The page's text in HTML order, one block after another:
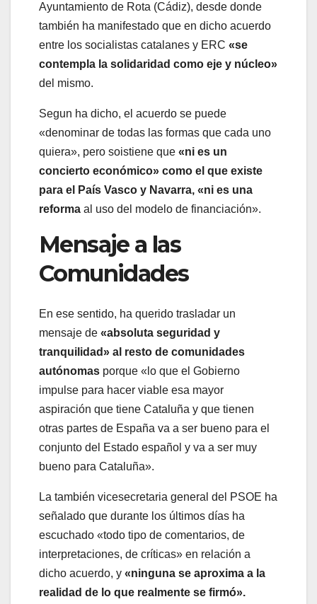
Ayuntamiento de Rota (Cádiz), desde donde
también ha manifestado que en dicho acuerdo
entre los socialistas catalanes y ERC «se
contempla la solidaridad como eje y núcleo»
del mismo.
Segun ha dicho, el acuerdo se puede
«denominar de todas las formas que cada uno
quiera», pero soistiene que «ni es un
concierto económico» como el que existe
para el País Vasco y Navarra, «ni es una
reforma al uso del modelo de financiación».
Mensaje a las
Comunidades
En ese sentido, ha querido trasladar un
mensaje de «absoluta seguridad y
tranquilidad» al resto de comunidades
autónomas porque «lo que el Gobierno
impulse para hacer viable esa mayor
aspiración que tiene Cataluña y que tienen
otras partes de España va a ser bueno para el
conjunto del Estado español y va a ser muy
bueno para Cataluña».
La también vicesecretaria general del PSOE ha
señalado que durante los últimos días ha
escuchado «todo tipo de comentarios, de
interpretaciones, de críticas» en relación a
dicho acuerdo, y «ninguna se aproxima a la
realidad de lo que realmente se firmó».